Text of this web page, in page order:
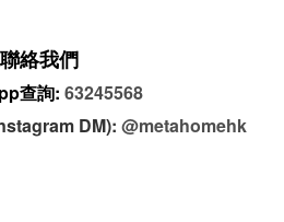
聯絡我們
查詢: 63245568
DM): @metahomehk